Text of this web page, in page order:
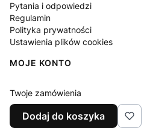
Pytania i odpowiedzi
Regulamin
Polityka prywatności
Ustawienia plików cookies
MOJE KONTO
Twoje zamówienia
Ustawienia konta
Ulubione
Dodaj do koszyka